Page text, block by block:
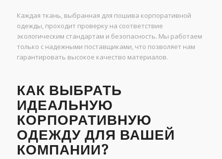
Каждая ткань, выбранная для пошива корпоративной
одежды, проходит проверку на соответствие
экологическим стандартам и безопасность. Мы работаем
только с надежными поставщиками, что позволяет нам
гарантировать высокое качество материалов.
КАК ВЫБРАТЬ
ИДЕАЛЬНУЮ
КОРПОРАТИВНУЮ
ОДЕЖДУ ДЛЯ ВАШЕЙ
КОМПАНИИ?